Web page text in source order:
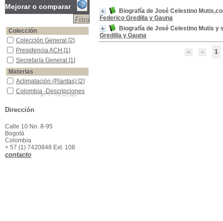
Biografía de José Celestino
Federico Gredilla y Gauna
Biografía de José Celestino Mutis
Gredilla y Gauna
1
Mejorar o comparar
Colección
Colección General
Colección General [2]
Presidencia ACH
Presidencia ACH [1]
Secretaría General
Secretaría General [1]
Materias
Aclimatación (Plantas)
Aclimatación (Plantas) [2]
Colombia -Descripciones y viajes -Siglo XVIII
Colombia -Descripciones
y viajes -Siglo XVIII [2]
Historia natural -Clasificación
Historia natural -
Clasificación
Real Expedición Botánica del Nuevo Reino de Granada, 1783-1808
Real Expedición Botánica
del Nuevo Reino de
Granada, 1783-1808
Dirección
Calle 10 No. 8-95
Bogotá
Colombia
+ 57 (1) 7420848 Ext. 108
contacto